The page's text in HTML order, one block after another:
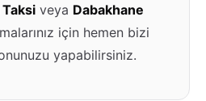
Taksi veya Dabakhane
için hemen bizi
yapabilirsiniz.